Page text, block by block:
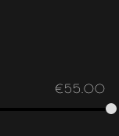
€55.00